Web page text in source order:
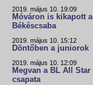
2019. május 10. 19:09
Móváron is kikapott a
Békéscsaba
2019. május 10. 15:12
Döntőben a juniorok
2019. május 10. 12:09
Megvan a BL All Star
csapata